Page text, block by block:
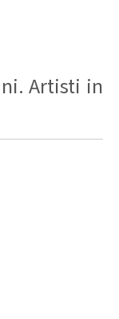
Artisti in